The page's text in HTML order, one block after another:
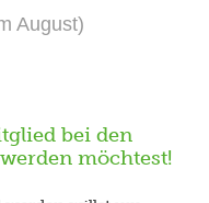
August)
bei den
möchtest!